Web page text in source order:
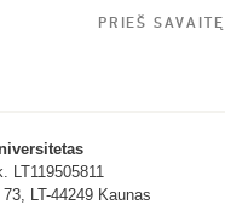
PRIEŠ SAVAITĘ
LT119505811
LT-44249 Kaunas